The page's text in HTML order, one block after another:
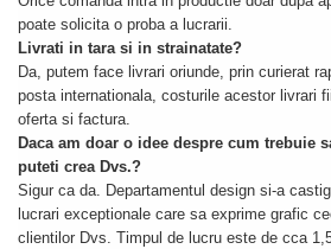
poate solicita o proba a lucrarii.
Livrati in tara si in strainatate?
Da, putem face livrari oriunde, prin curierat
posta internationala, costurile acestor livrari
oferta si factura.
Daca am doar o idee despre cum trebuie
puteti crea Dvs.?
Sigur ca da. Departamentul design si-a
lucrari exceptionale care sa exprime grafic
clientilor Dvs. Timpul de lucru este de cca